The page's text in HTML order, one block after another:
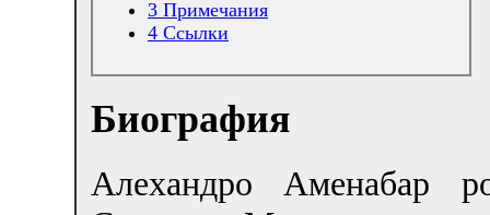
3 Примечания
4 Ссылки
Биография
Алехандро Аменабар